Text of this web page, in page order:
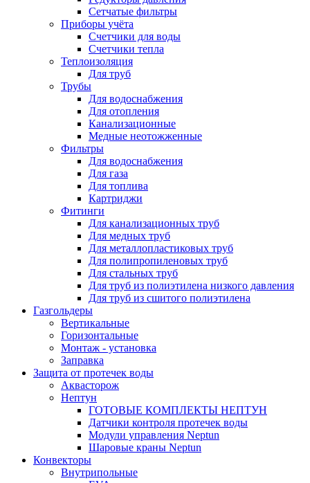
Сетчатые фильтры
Приборы учёта
Счетчики для воды
Счетчики тепла
Теплоизоляция
Для труб
Трубы
Для водоснабжения
Для отопления
Канализационные
Медные неотожженные
Фильтры
Для водоснабжения
Для газа
Для топлива
Картриджи
Фитинги
Для канализационных труб
Для медных труб
Для металлопластиковых труб
Для полипропиленовых труб
Для стальных труб
Для труб из полиэтилена низкого давления
Для труб из сшитого полиэтилена
Газгольдеры
Вертикальные
Горизонтальные
Монтаж - установка
Заправка
Защита от протечек воды
Аквасторож
Нептун
ГОТОВЫЕ КОМПЛЕКТЫ НЕПТУН
Датчики контроля протечек воды
Модули управления Neptun
Шаровые краны Neptun
Конвекторы
Внутрипольные